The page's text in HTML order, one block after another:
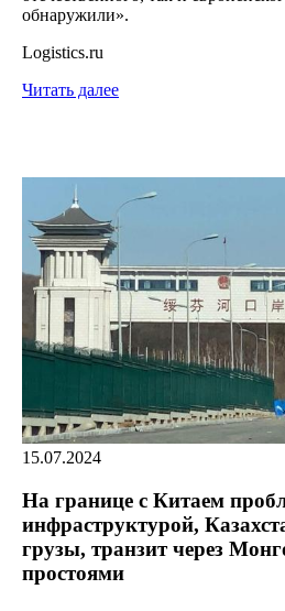
обнаружили».
Logistics.ru
Читать далее
15.07.2024
На границе с Китаем
инфраструктурой,
грузы, транзит через
простоями